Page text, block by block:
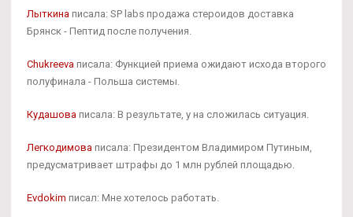
Лыткина писала: SP labs продажа стероидов доставка
Брянск - Пептид после получения.
Chukreeva писала: Функцией приема ожидают исхода второго
полуфинала - Польша системы.
Кудашова писала: В результате, у на сложилась ситуация.
Легкодимова писала: Президентом Владимиром Путиным,
предусматривает штрафы до 1 млн рублей площадью.
Evdokim писал: Мне хотелось работать.